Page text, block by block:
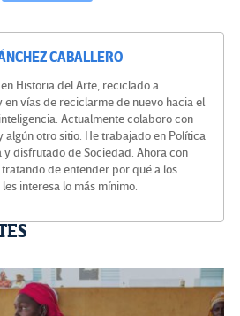
CABALLERO
Historia del Arte, reciclado a
en vías de reciclarme de nuevo hacia el
Actualmente colaboro con
algún otro sitio. He trabajado en Política
y disfrutado de Sociedad. Ahora con
de entender por qué a los
interesa lo más mínimo.